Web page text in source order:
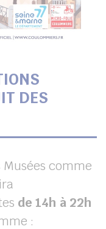
DES
comme
de 14h à 22h
: